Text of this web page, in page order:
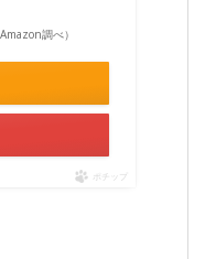
調べ）
ポチップ